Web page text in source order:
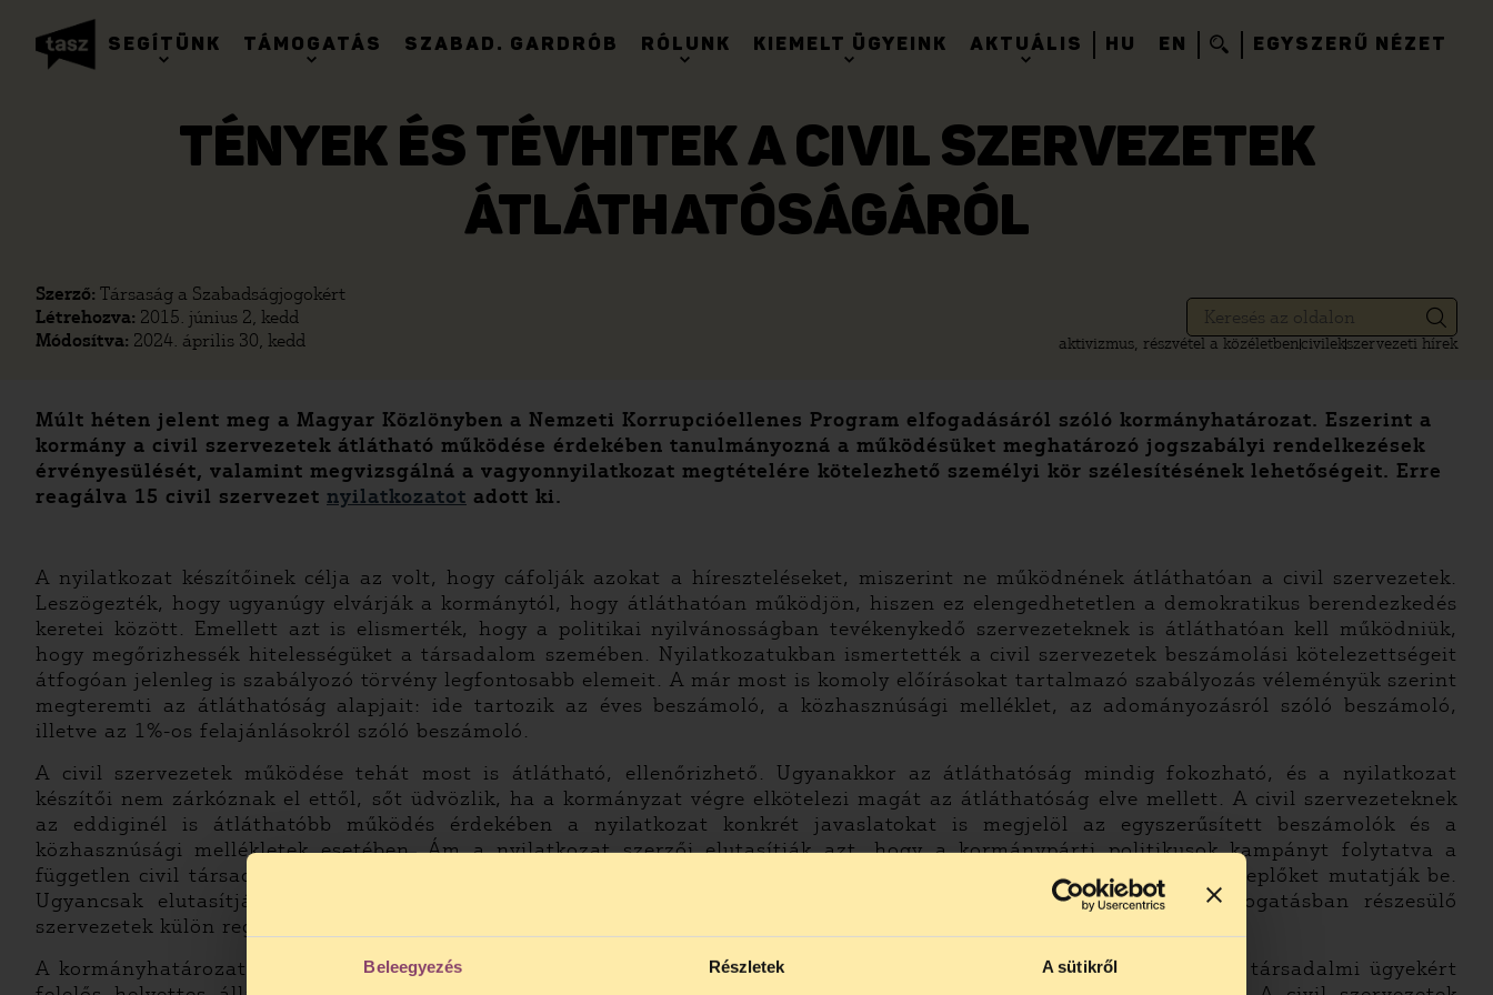
Beleegyezés Részletek A sütikről
SEGÍTÜNK TÁMOGATÁS SZABAD. GARDRÓB RÓLUNK KIEMELT ÜGYEINK AKTUÁLIS HU EN EGYSZERŰ NÉZET
TÉNYEK ÉS TÉVHITEK A CIVIL SZERVEZETEK
ÁTLÁTHATÓSÁGÁRÓL
Szerző: Társaság a Szabadságjogokért
Létrehozva: 2015. június 2, kedd
Módosítva: 2024. április 30, kedd aktivizmus, részvétel a közéletbencivilekszervezeti hírek
Múlt héten jelent meg a Magyar Közlönyben a Nemzeti Korrupcióellenes Program elfogadásáról szóló kormányhatározat. Eszerint a
kormány a civil szervezetek átlátható működése érdekében tanulmányozná a működésüket meghatározó jogszabályi rendelkezések
érvényesülését, valamint megvizsgálná a vagyonnyilatkozat megtételére kötelezhető személyi kör szélesítésének lehetőségeit. Erre
reagálva 15 civil szervezet nyilatkozatot adott ki.
A nyilatkozat készítőinek célja az volt, hogy cáfolják azokat a híreszteléseket, miszerint ne működnének átláthatóan a civil szervezetek.
Leszögezték, hogy ugyanúgy elvárják a kormánytól, hogy átláthatóan működjön, hiszen ez elengedhetetlen a demokratikus berendezkedés
keretei között. Emellett azt is elismerték, hogy a politikai nyilvánosságban tevékenykedő szervezeteknek is átláthatóan kell működniük,
hogy megőrizhessék hitelességüket a társadalom szemében. Nyilatkozatukban ismertették a civil szervezetek beszámolási kötelezettségeit
átfogóan jelenleg is szabályozó törvény legfontosabb elemeit. A már most is komoly előírásokat tartalmazó szabályozás véleményük szerint
megteremti az átláthatóság alapjait: ide tartozik az éves beszámoló, a közhasznúsági melléklet, az adományozásról szóló beszámoló,
illetve az 1%-os felajánlásokról szóló beszámoló.
A civil szervezetek működése tehát most is átlátható, ellenőrizhető. Ugyanakkor az átláthatóság mindig fokozható, és a nyilatkozat
készítői nem zárkóznak el ettől, sőt üdvözlik, ha a kormányzat végre elkötelezi magát az átláthatóság elve mellett. A civil szervezeteknek
az eddiginél is átláthatóbb működés érdekében a nyilatkozat konkrét javaslatokat is megjelöl az egyszerűsített beszámolók és a
közhasznúsági mellékletek esetében. Ám a nyilatkozat szerzői elutasítják azt, hogy a kormánypárti politikusok kampányt folytatva a
független civil társadalom ellen a civil szervezeteket mint átláthatatlanul és ellenőrizhetetlenül működő, gyanús szereplőket mutatják be.
Ugyancsak elutasítják a szerzők a sajtóban megszellőztetett olyan demagóg javaslatokat, mint a külföldi támogatásban részesülő
szervezetek külön regisztrációját vagy a civil szervezetek vezetőinek vagyonnyilatkozatát.
A kormányhatározat kiadásával egy napon több civil szervezet is megbeszélést folytatott Dr.Latorczai Csaba kiemelt társadalmi ügyekért